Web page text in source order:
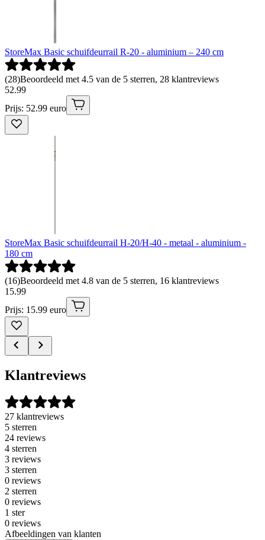
StoreMax Basic schuifdeurrail R-20 - aluminium – 240 cm
(28)Beoordeeld met 4.5 van de 5 sterren, 28 klantreviews
52.99
Prijs: 52.99 euro
StoreMax Basic schuifdeurrail H-20/H-40 - metaal - aluminium -
180 cm
(16)Beoordeeld met 4.8 van de 5 sterren, 16 klantreviews
15.99
Prijs: 15.99 euro
Klantreviews
27 klantreviews
5 sterren
24 reviews
4 sterren
3 reviews
3 sterren
0 reviews
2 sterren
0 reviews
1 ster
0 reviews
Afbeeldingen van klanten